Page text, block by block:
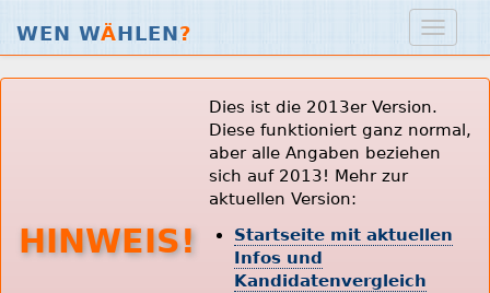
WEN WÄHLEN?
HINWEIS!
Dies ist die 2013er Version.
Diese funktioniert ganz normal,
aber alle Angaben beziehen
sich auf 2013! Mehr zur
aktuellen Version:
Startseite mit aktuellen
Infos und
Kandidatenvergleich